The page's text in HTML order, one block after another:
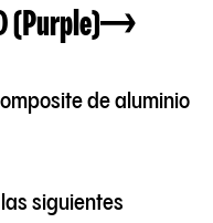
(Purple)
de aluminio
siguientes